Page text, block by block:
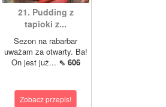
21. Pudding z
tapioki z...
Sezon na rabarbar
uważam za otwarty. Ba!
On jest już... ⇖ 606
Zobacz przepis!